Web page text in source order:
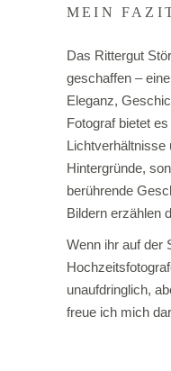
MEIN
Das Rittergut
geschaffen –
Eleganz,
Fotograf bietet
Lichtverhältnisse
Hintergründe,
berührende
Bildern erzählen
Wenn ihr auf der
unaufdringlich,
freue ich mich